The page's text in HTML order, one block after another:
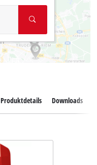
Produktdetails Downloads